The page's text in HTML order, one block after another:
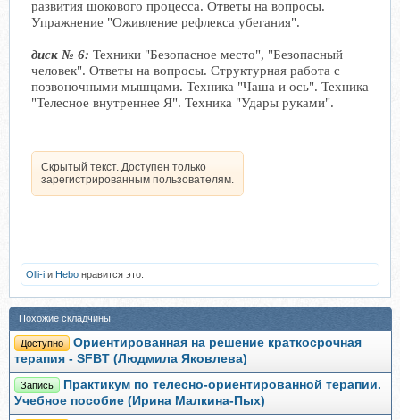
развития шокового процесса. Ответы на вопросы.
Упражнение "Оживление рефлекса убегания".
диск № 6: Техники "Безопасное место", "Безопасный
человек". Ответы на вопросы. Структурная работа с
позвоночными мышцами. Техника "Чаша и ось". Техника
"Телесное внутреннее Я". Техника "Удары руками".
Скрытый текст. Доступен только
зарегистрированным пользователям.
Olli-i и Hebo нравится это.
Похожие складчины
Доступно
Ориентированная на решение краткосрочная
терапия - SFBT (Людмила Яковлева)
Запись
Практикум по телесно-ориентированной терапии.
Учебное пособие (Ирина Малкина-Пых)